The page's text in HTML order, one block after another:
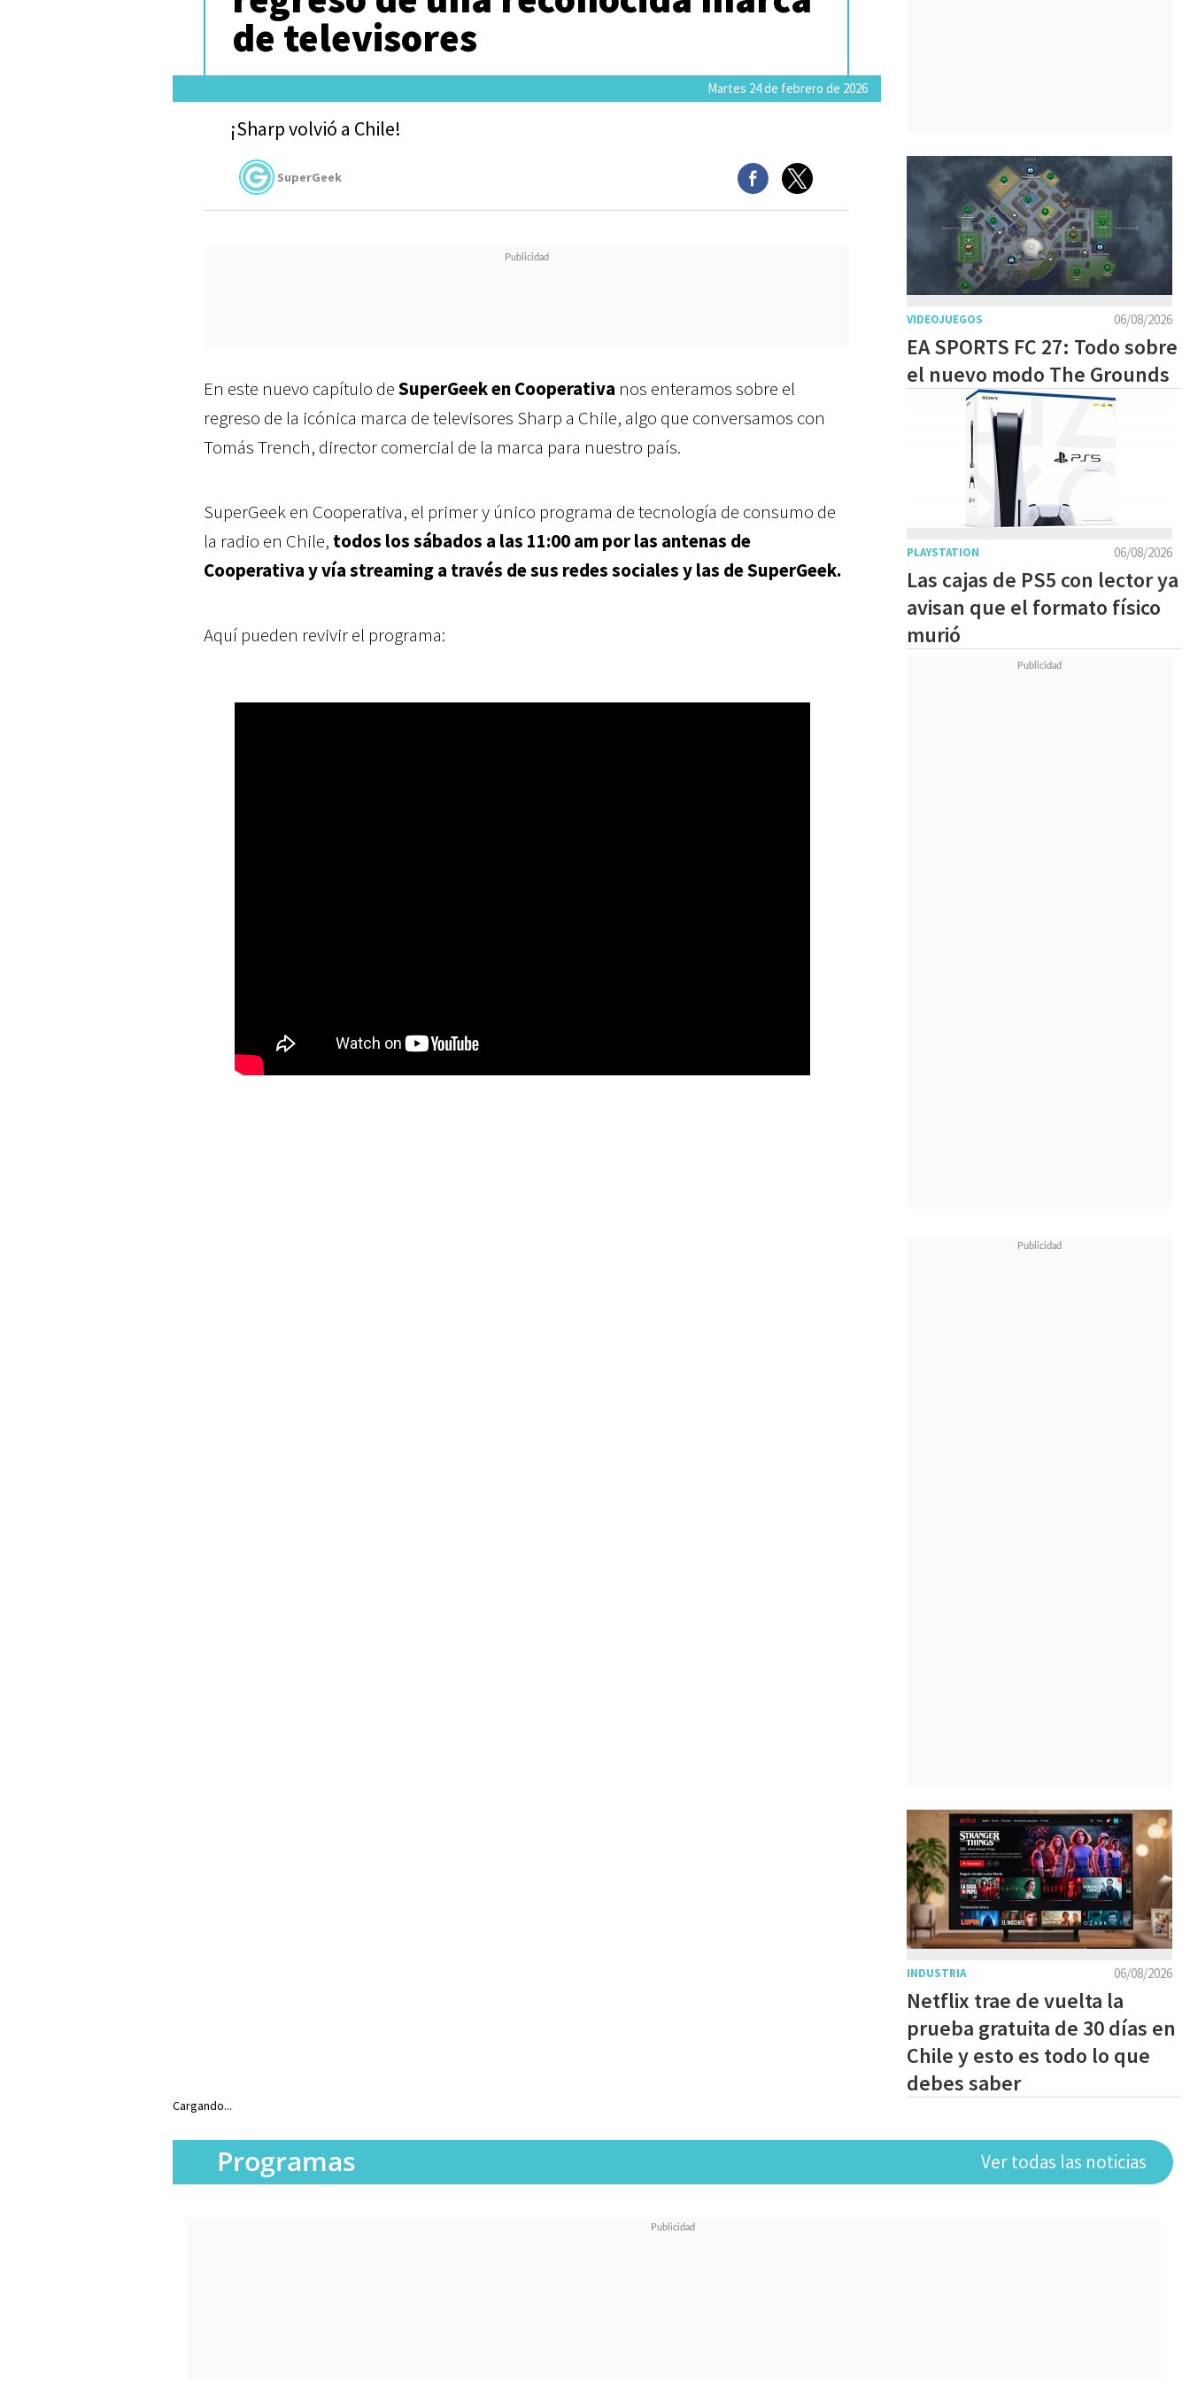
de televisores
Martes 24 de febrero de 2026
¡Sharp volvió a Chile!
SuperGeek
En este nuevo capítulo deSuperGeek en Cooperativa nos enteramos sobre el
regreso de la icónica marca de televisores Sharp a Chile, algo que conversamos con
Tomás Trench, director comercial de la marca para nuestro país.
SuperGeek en Cooperativa, el primer y único programa de tecnología de consumo de
la radio en Chile, todos los sábados a las 11:00 am por las antenas de
Cooperativa y vía streaming a través de sus redes sociales y las de SuperGeek.
Aquí pueden revivir el programa:
06/08/2026
VIDEOJUEGOS
EA SPORTS FC 27: Todo sobre
el nuevo modo The Grounds
06/08/2026
PLAYSTATION
Las cajas de PS5 con lector ya
avisan que el formato físico
murió
06/08/2026
INDUSTRIA
Netflix trae de vuelta la
prueba gratuita de 30 días en
Chile y esto es todo lo que
debes saber
Cargando...
Ver todas las noticias
Programas